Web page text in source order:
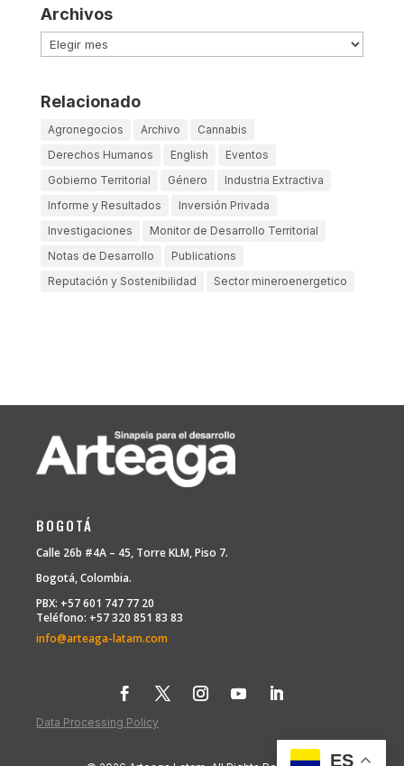
Archivos
Archivos
Relacionado
Agronegocios Archivo
Cannabis
Derechos Humanos
English
Eventos
Gobierno Territorial
Género
Industria Extractiva
Informe y Resultados
Inversión Privada
Investigaciones
Monitor de Desarrollo Territorial
Notas de Desarrollo
Publications
Reputación y Sostenibilidad
Sector mineroenergetico
BOGOTÁ
Calle 26b #4A – 45, Torre KLM, Piso 7.
Bogotá, Colombia.
PBX: +57 601 747 77 20
Teléfono: +57 320 851 83 83
info@arteaga-latam.com
Data Processing Policy
ES